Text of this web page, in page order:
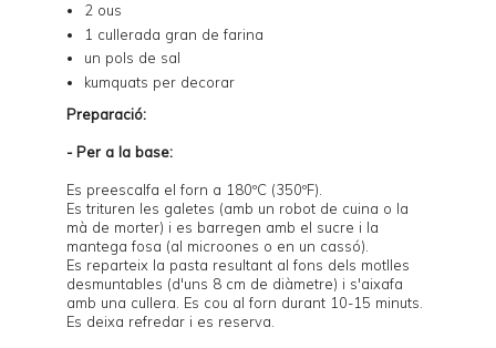
2 ous
1 cullerada gran de farina
un pols de sal
kumquats per decorar
Preparació:
- Per a la base:
Es preescalfa el forn a 180ºC (350ºF).
Es trituren les galetes (amb un robot de cuina o la
mà de morter) i es barregen amb el sucre i la
mantega fosa (al microones o en un cassó).
Es reparteix la pasta resultant al fons dels motlles
desmuntables (d'uns 8 cm de diàmetre) i s'aixafa
amb una cullera. Es cou al forn durant 10-15 minuts.
Es deixa refredar i es reserva.